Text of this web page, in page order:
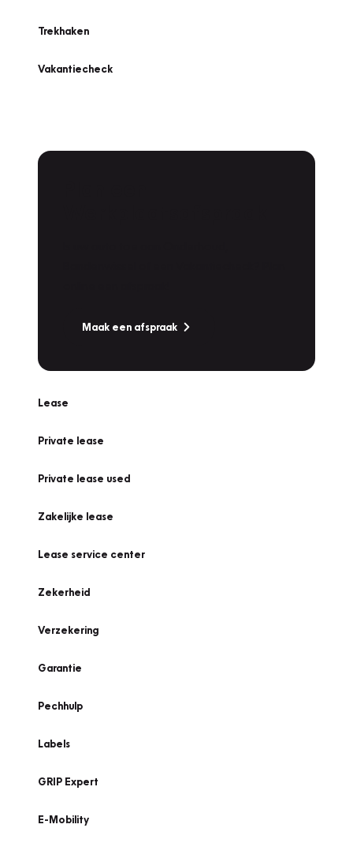
Trekhaken
Vakantiecheck
Maak een afspraak
Lease
Private lease
Private lease used
Zakelijke lease
Lease service center
Zekerheid
Verzekering
Garantie
Pechhulp
Labels
GRIP Expert
E-Mobility